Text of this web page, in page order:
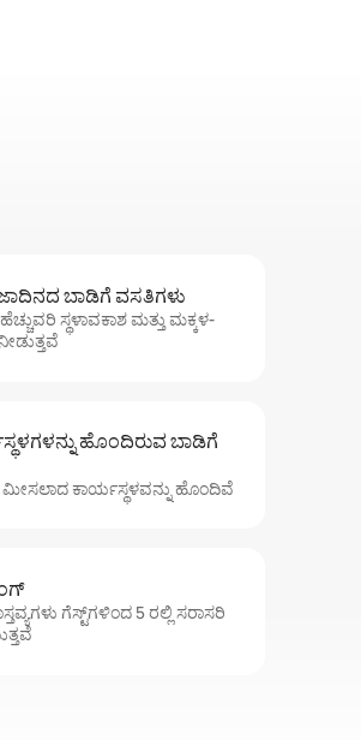
ಬಾಡಿಗೆ ವಸತಿಗಳು
ಸ್ಥಳಾವಕಾಶ ಮತ್ತು ಮಕ್ಕಳ-
ಹೊಂದಿರುವ ಬಾಡಿಗೆ
ಮೀಸಲಾದ ಕಾರ್ಯಸ್ಥಳವನ್ನು ಹೊಂದಿವೆ
ಗೆಸ್ಟ್‌ಗಳಿಂದ 5 ರಲ್ಲಿ ಸರಾಸರಿ